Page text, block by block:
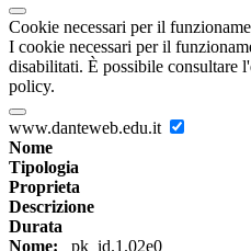
Cookie necessari per il
I cookie necessari per il
disabilitati. È possibile consultare
policy.
www.danteweb.edu.it
Nome
Tipologia
Proprieta
Descrizione
Durata
Nome: _pk_id.1.02e0